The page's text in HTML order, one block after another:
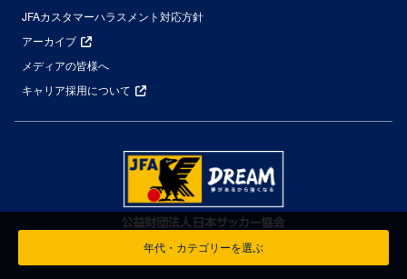
年代・カテゴリーを選ぶ
JFAカスタマーハラスメント対応方針
アーカイブ
メディアの皆様へ
キャリア採用について
© Japan Football Association All Rights Reserved.